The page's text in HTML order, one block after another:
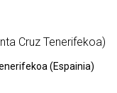
Cruz Tenerifekoa)
(Espainia)